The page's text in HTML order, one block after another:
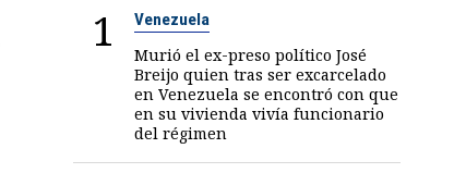
1 Venezuela
Murió el ex-preso político José
Breijo quien tras ser excarcelado
en Venezuela se encontró con que
en su vivienda vivía funcionario
del régimen